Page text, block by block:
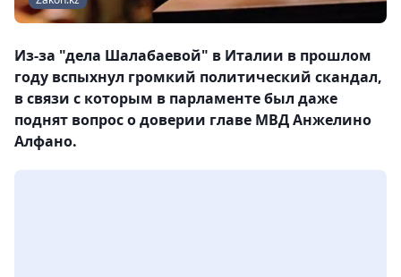
Из-за "дела Шалабаевой" в Италии в прошлом
году вспыхнул громкий политический скандал,
в связи с которым в парламенте был даже
поднят вопрос о доверии главе МВД Анжелино
Алфано.